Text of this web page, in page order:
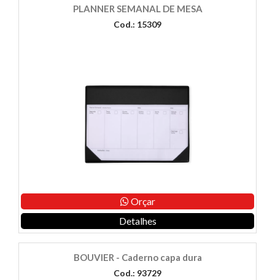
PLANNER SEMANAL DE MESA
Cod.: 15309
Orçar
Detalhes
BOUVIER - Caderno capa dura
Cod.: 93729